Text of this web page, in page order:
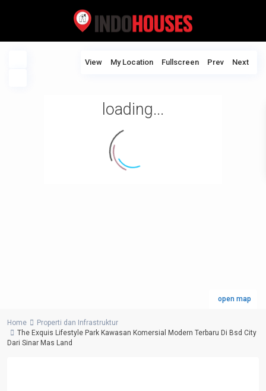
loading...
open map
View My Location Fullscreen Prev Next
Home
Properti dan Infrastruktur
The Exquis Lifestyle Park Kawasan Komersial Modern Terbaru Di Bsd City
Dari Sinar Mas Land